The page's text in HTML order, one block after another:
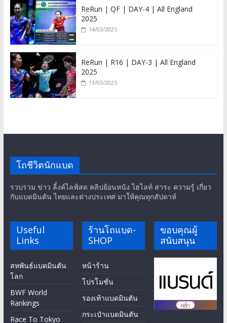
ReRun | QF | DAY-4 | All England
2025
14/03/2025
ReRun | R16 | DAY-3 | All England
2025
13/03/2025
โถชีวิตนักแบด
รวบรวม ข่าว ลิ้งค์ไลฟ์สด คลิปย้อนหนัง ไฮไลท์ สาระ ความรู้ เกี่ยว
กับแบดมินตัน ไทยและต่างประเทศ มาให้คุณทุกสัปดาห์
Useful
Links
สหพันธ์แบดมินตัน
โลก
BWF World
Rankings
Race To Tokyo
ร้านโถแบด-
SHOP
หน้าร้าน
โปรโมชั่น
รองเท้าแบดมินตัน
กระเป๋าแบดมินตัน
ขอบคุณผู้
สนับสนุน